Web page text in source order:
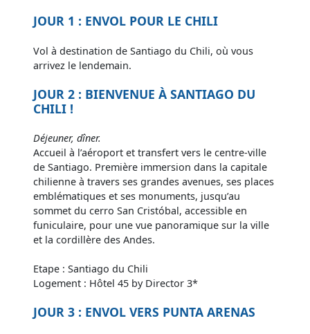
JOUR 1 : ENVOL POUR LE CHILI
Vol à destination de Santiago du Chili, où vous
arrivez le lendemain.
JOUR 2 : BIENVENUE À SANTIAGO DU
CHILI !
Déjeuner, dîner.
Accueil à l’aéroport et transfert vers le centre-ville
de Santiago. Première immersion dans la capitale
chilienne à travers ses grandes avenues, ses places
emblématiques et ses monuments, jusqu’au
sommet du cerro San Cristóbal, accessible en
funiculaire, pour une vue panoramique sur la ville
et la cordillère des Andes.
Etape : Santiago du Chili
Logement : Hôtel 45 by Director 3*
JOUR 3 : ENVOL VERS PUNTA ARENAS